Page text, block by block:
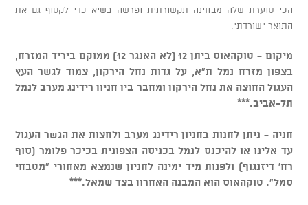
הכי סוערת שלה מבחינה תקשורתית ופרשה בשיא כדי לקטוף גם את
התואר "שורדת".
מיקום - טוקהאוס ביתן 12 (לא האנגר 12) ממוקם ביריד המזרח,
בצפון מזרח נמל ת"א, על גדות נחל הירקון, צמוד לגשר העץ
העגול החוצה את נחל הירקון ומחבר בין חניון רידינג מערב לנמל
תל-אביב.***
חניה - ניתן לחנות בחניון רידינג מערב ולחצות את הגשר העגול
עד אלינו או להיכנס לנמל בכניסה הצפונית בכיכר פלומר (סוף
רח' דיזנגוף) ולפנות מיד ימינה לחניון שנמצא מאחורי "מטבחי
סמל". טוקהאוס הוא המבנה האחרון בצד שמאל.***